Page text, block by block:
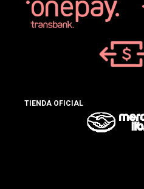
TIENDA OFICIAL